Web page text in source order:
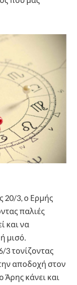
20/3, ο Ερμής
παλιές
και να
μισό.
3 τονίζοντας
αποδοχή στον
Άρης κάνει και